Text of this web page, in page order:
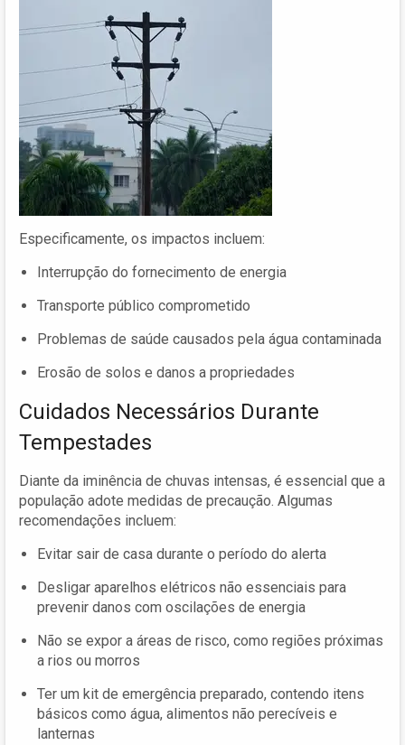
Especificamente, os impactos incluem:
Interrupção do fornecimento de energia
Transporte público comprometido
Problemas de saúde causados pela água contaminada
Erosão de solos e danos a propriedades
Cuidados Necessários Durante
Tempestades
Diante da iminência de chuvas intensas, é essencial que a
população adote medidas de precaução. Algumas
recomendações incluem:
Evitar sair de casa durante o período do alerta
Desligar aparelhos elétricos não essenciais para
prevenir danos com oscilações de energia
Não se expor a áreas de risco, como regiões próximas
a rios ou morros
Ter um kit de emergência preparado, contendo itens
básicos como água, alimentos não perecíveis e
lanternas